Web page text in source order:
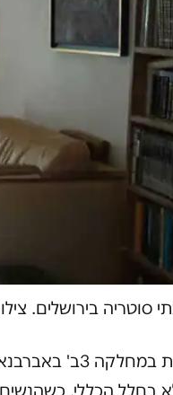
סוטריה בירושלים.
המקלחות
בחלל הכללי.